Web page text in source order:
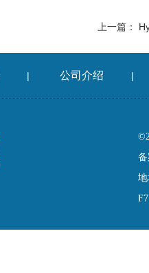
上一篇：
| 公司介绍 |
备